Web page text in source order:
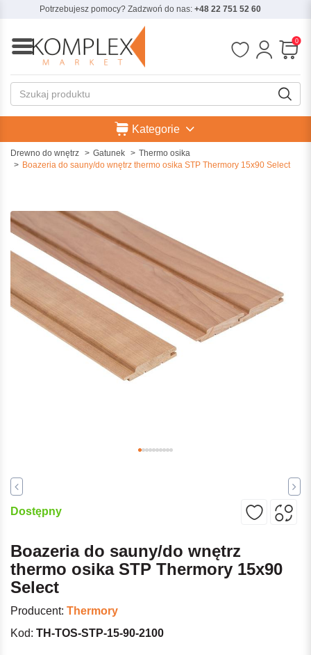
Potrzebujesz pomocy? Zadzwoń do nas: +48 22 751 52 60
0
Kategorie
Drewno do wnętrz Gatunek
Thermo osika
Boazeria do sauny/do wnętrz thermo osika STP Thermory 15x90 Select
Dostępny
Boazeria do sauny/do wnętrz
thermo osika STP Thermory 15x90
Select
Producent: Thermory
Kod: TH-TOS-STP-15-90-2100